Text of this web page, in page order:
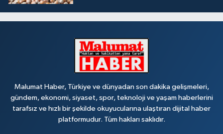
Malumat Haber, Türkiye ve dünyadan son dakika gelişmeleri,
gündem, ekonomi, siyaset, spor, teknoloji ve yaşam haberlerini
tarafsız ve hızlı bir şekilde okuyucularına ulaştıran dijital haber
platformudur. Tüm hakları saklıdır.